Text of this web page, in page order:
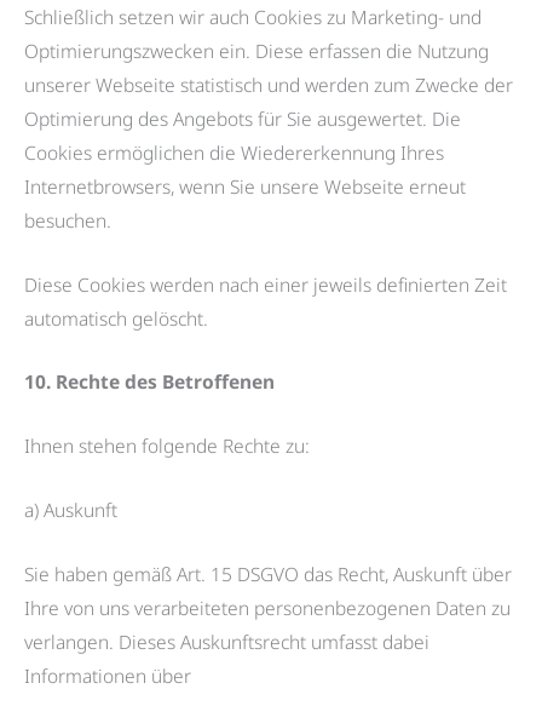
Schließlich setzen wir auch Cookies zu Marketing- und
Optimierungszwecken ein. Diese erfassen die Nutzung
unserer Webseite statistisch und werden zum Zwecke der
Optimierung des Angebots für Sie ausgewertet. Die
Cookies ermöglichen die Wiedererkennung Ihres
Internetbrowsers, wenn Sie unsere Webseite erneut
besuchen.
Diese Cookies werden nach einer jeweils definierten Zeit
automatisch gelöscht.
10. Rechte des Betroffenen
Ihnen stehen folgende Rechte zu:
a) Auskunft
Sie haben gemäß Art. 15 DSGVO das Recht, Auskunft über
Ihre von uns verarbeiteten personenbezogenen Daten zu
verlangen. Dieses Auskunftsrecht umfasst dabei
Informationen über